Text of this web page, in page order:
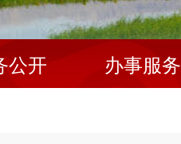
公开 办事服务